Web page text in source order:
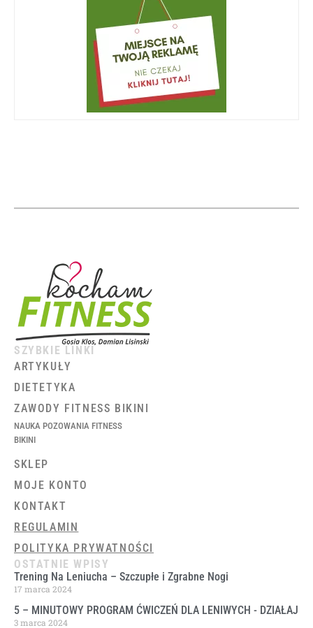
SZYBKIE LINKI
ARTYKUŁY
DIETETYKA
ZAWODY FITNESS BIKINI
NAUKA POZOWANIA FITNESS
BIKINI
SKLEP
MOJE KONTO
KONTAKT
REGULAMIN
POLITYKA PRYWATNOŚCI
OSTATNIE WPISY
Trening Na Leniucha – Szczupłe i Zgrabne Nogi
17 marca 2024
5 – MINUTOWY PROGRAM ĆWICZEŃ DLA LENIWYCH ​- DZIAŁAJ
3 marca 2024